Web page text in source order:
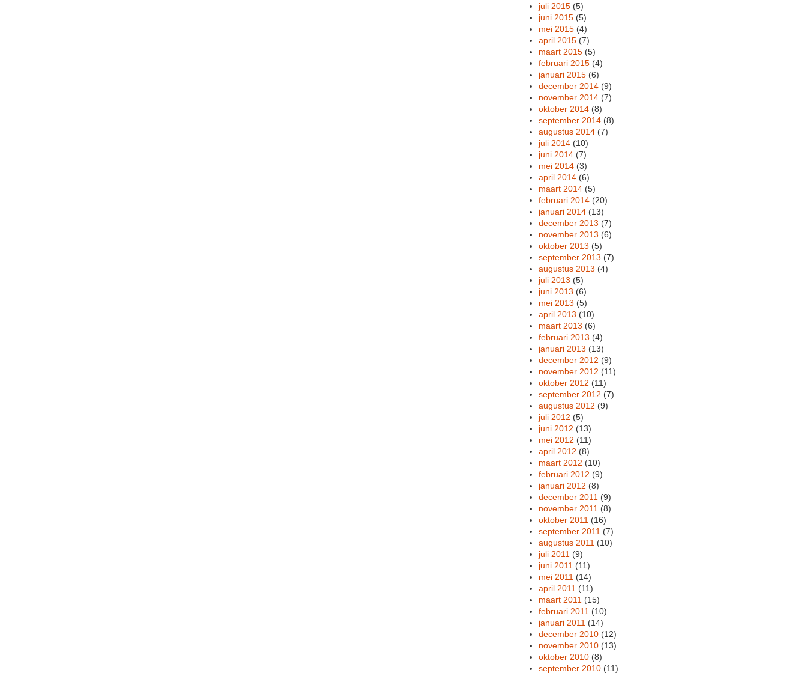
juli 2015 (5)
juni 2015 (5)
mei 2015 (4)
april 2015 (7)
maart 2015 (5)
februari 2015 (4)
januari 2015 (6)
december 2014 (9)
november 2014 (7)
oktober 2014 (8)
september 2014 (8)
augustus 2014 (7)
juli 2014 (10)
juni 2014 (7)
mei 2014 (3)
april 2014 (6)
maart 2014 (5)
februari 2014 (20)
januari 2014 (13)
december 2013 (7)
november 2013 (6)
oktober 2013 (5)
september 2013 (7)
augustus 2013 (4)
juli 2013 (5)
juni 2013 (6)
mei 2013 (5)
april 2013 (10)
maart 2013 (6)
februari 2013 (4)
januari 2013 (13)
december 2012 (9)
november 2012 (11)
oktober 2012 (11)
september 2012 (7)
augustus 2012 (9)
juli 2012 (5)
juni 2012 (13)
mei 2012 (11)
april 2012 (8)
maart 2012 (10)
februari 2012 (9)
januari 2012 (8)
december 2011 (9)
november 2011 (8)
oktober 2011 (16)
september 2011 (7)
augustus 2011 (10)
juli 2011 (9)
juni 2011 (11)
mei 2011 (14)
april 2011 (11)
maart 2011 (15)
februari 2011 (10)
januari 2011 (14)
december 2010 (12)
november 2010 (13)
oktober 2010 (8)
september 2010 (11)